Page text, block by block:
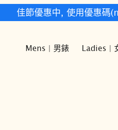
佳節優惠中, 使用優惠碼
Mens | 男錶 Ladies |